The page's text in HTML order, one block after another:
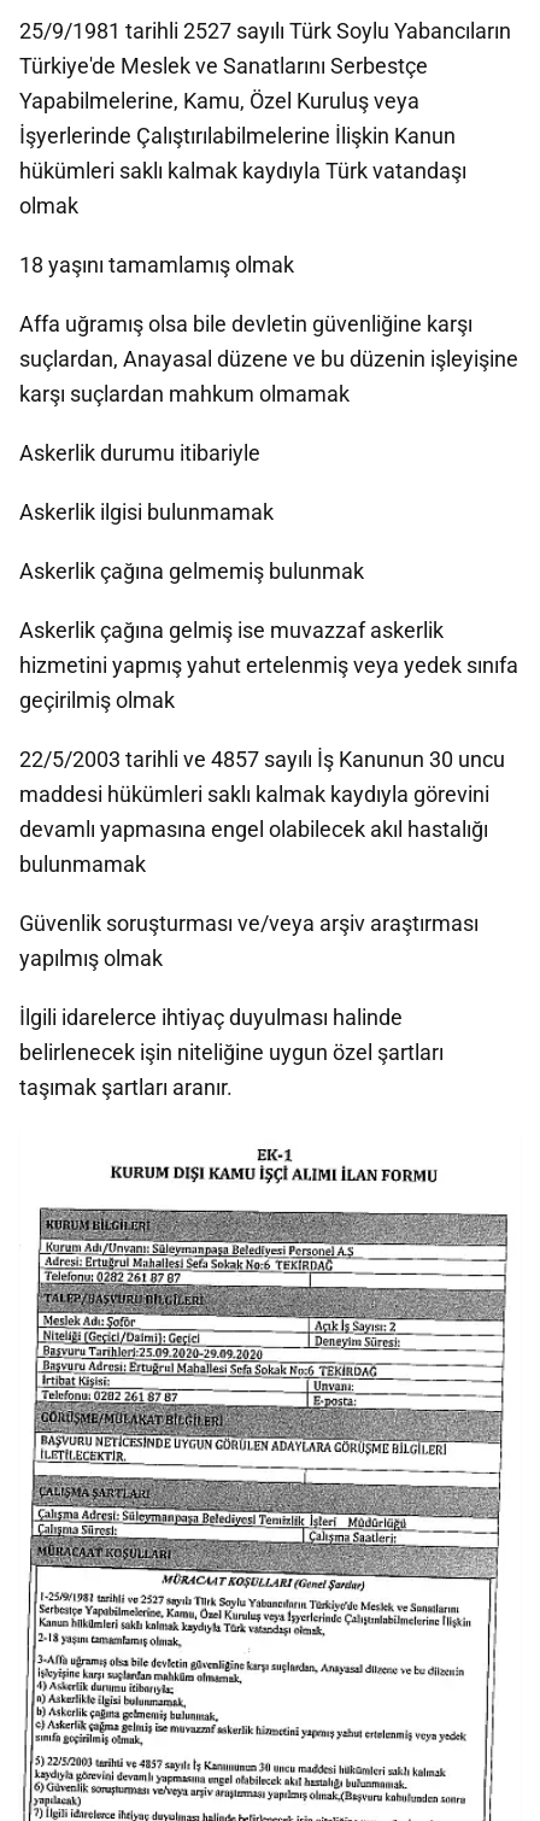
25/9/1981 tarihli 2527 sayılı Türk Soylu Yabancıların
Türkiye'de Meslek ve Sanatlarını Serbestçe
Yapabilmelerine, Kamu, Özel Kuruluş veya
İşyerlerinde Çalıştırılabilmelerine İlişkin Kanun
hükümleri saklı kalmak kaydıyla Türk vatandaşı
olmak
18 yaşını tamamlamış olmak
Affa uğramış olsa bile devletin güvenliğine karşı
suçlardan, Anayasal düzene ve bu düzenin işleyişine
karşı suçlardan mahkum olmamak
Askerlik durumu itibariyle
Askerlik ilgisi bulunmamak
Askerlik çağına gelmemiş bulunmak
Askerlik çağına gelmiş ise muvazzaf askerlik
hizmetini yapmış yahut ertelenmiş veya yedek sınıfa
geçirilmiş olmak
22/5/2003 tarihli ve 4857 sayılı İş Kanunun 30 uncu
maddesi hükümleri saklı kalmak kaydıyla görevini
devamlı yapmasına engel olabilecek akıl hastalığı
bulunmamak
Güvenlik soruşturması ve/veya arşiv araştırması
yapılmış olmak
İlgili idarelerce ihtiyaç duyulması halinde
belirlenecek işin niteliğine uygun özel şartları
taşımak şartları aranır.